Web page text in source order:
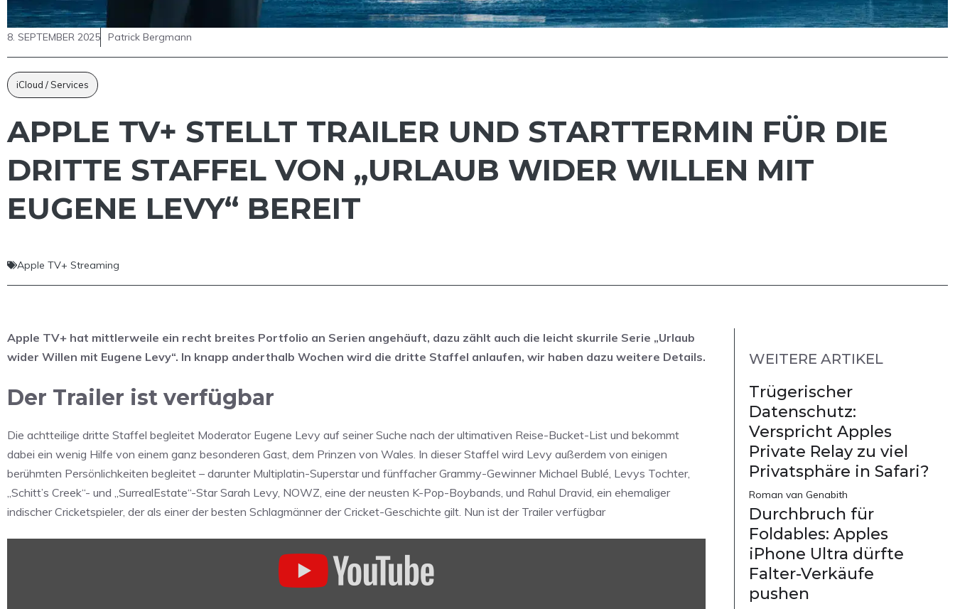
8. SEPTEMBER 2025 Patrick Bergmann
iCloud / Services
APPLE TV+ STELLT TRAILER UND STARTTERMIN FÜR DIE
DRITTE STAFFEL VON „URLAUB WIDER WILLEN MIT
EUGENE LEVY“ BEREIT
Apple TV+ Streaming
Apple TV+ hat mittlerweile ein recht breites Portfolio an Serien angehäuft, dazu zählt auch die leicht skurrile Serie „Urlaub
wider Willen mit Eugene Levy“. In knapp anderthalb Wochen wird die dritte Staffel anlaufen, wir haben dazu weitere Details.
Der Trailer ist verfügbar
Die achtteilige dritte Staffel begleitet Moderator Eugene Levy auf seiner Suche nach der ultimativen Reise-Bucket-List und bekommt
dabei ein wenig Hilfe von einem ganz besonderen Gast, dem Prinzen von Wales. In dieser Staffel wird Levy außerdem von einigen
berühmten Persönlichkeiten begleitet – darunter Multiplatin-Superstar und fünffacher Grammy-Gewinner Michael Bublé, Levys Tochter,
„Schitt’s Creek“- und „SurrealEstate“-Star Sarah Levy, NOWZ, eine der neusten K-Pop-Boybands, und Rahul Dravid, ein ehemaliger
indischer Cricketspieler, der als einer der besten Schlagmänner der Cricket-Geschichte gilt. Nun ist der Trailer verfügbar
WEITERE ARTIKEL
Trügerischer
Datenschutz:
Verspricht Apples
Private Relay zu viel
Privatsphäre in Safari?
Roman van Genabith
Durchbruch für
Foldables: Apples
iPhone Ultra dürfte
Falter-Verkäufe
pushen